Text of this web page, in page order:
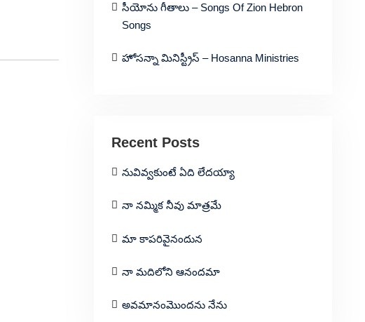
సీయోను గీతాలు – Songs Of Zion Hebron
Songs
హోసన్నా మినిస్ట్రీస్ – Hosanna Ministries
Recent Posts
నువివ్వకుంటే ఏది లేదయ్యా
నా నమ్మిక నీవు మాత్రమే
మా కాపరివైనందున
నా మదిలోని ఆనందమా
అవమానంమొందను నేను